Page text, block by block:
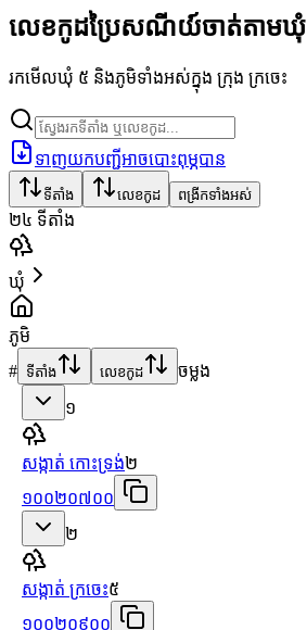
លេខកូដប្រៃសណីយ៍ចាត់តាមឃុំ
រកមើលឃុំ ៥ និងភូមិទាំងអស់ក្នុង ក្រុង ក្រចេះ
ទាញយកបញ្ជីអាចបោះពុម្ភបាន
ទីតាំង លេខកូដ ពង្រីកទាំងអស់
២៤ ទីតាំង
ឃុំ
ភូមិ
# ទីតាំង លេខកូដ
ចម្លង
១
សង្កាត់ កោះទ្រង់២
១០០២០៧០០
២
សង្កាត់ ក្រចេះ៥
១០០២០៩០០